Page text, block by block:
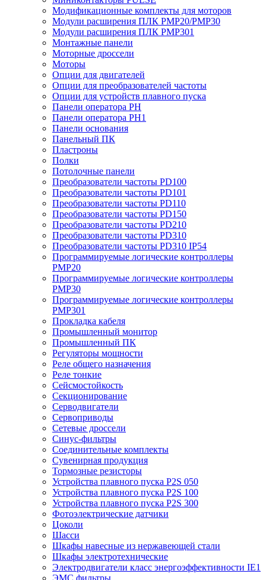
Модификационные комплекты для моторов
Модули расширения ПЛК PMP20/PMP30
Модули расширения ПЛК PMP301
Монтажные панели
Моторные дроссели
Моторы
Опции для двигателей
Опции для преобразователей частоты
Опции для устройств плавного пуска
Панели оператора PH
Панели оператора PH1
Панели основания
Панельный ПК
Пластроны
Полки
Потолочные панели
Преобразователи частоты PD100
Преобразователи частоты PD101
Преобразователи частоты PD110
Преобразователи частоты PD150
Преобразователи частоты PD210
Преобразователи частоты PD310
Преобразователи частоты PD310 IP54
Программируемые логические контроллеры
PMP20
Программируемые логические контроллеры
PMP30
Программируемые логические контроллеры
PMP301
Прокладка кабеля
Промышленный монитор
Промышленный ПК
Регуляторы мощности
Реле общего назначения
Реле тонкие
Сейсмостойкость
Секционирование
Серводвигатели
Сервоприводы
Сетевые дроссели
Синус-фильтры
Соединительные комплекты
Сувенирная продукция
Тормозные резисторы
Устройства плавного пуска P2S 050
Устройства плавного пуска P2S 100
Устройства плавного пуска P2S 300
Фотоэлектрические датчики
Цоколи
Шасси
Шкафы навесные из нержавеющей стали
Шкафы электротехнические
Электродвигатели класс энергоэффективности IE1
ЭМС фильтры